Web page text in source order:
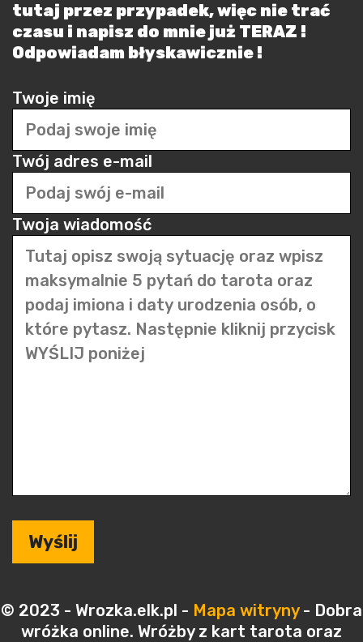
tutaj przez przypadek, więc nie trać
czasu i napisz do mnie już TERAZ !
Odpowiadam błyskawicznie !
Twoje imię
Twój adres e-mail
Twoja wiadomość
© 2023 - Wrozka.elk.pl - Mapa witryny- Dobra
wróżka online. Wróżby z kart tarota oraz